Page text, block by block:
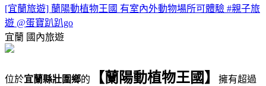
[宜蘭旅遊] 蘭陽動植物王國 有室內外動物場所可體驗 #親子旅
遊 @蛋寶趴趴go
宜蘭 國內旅遊
位於宜蘭縣壯圍鄉的 【蘭陽動植物王國】
擁有超過